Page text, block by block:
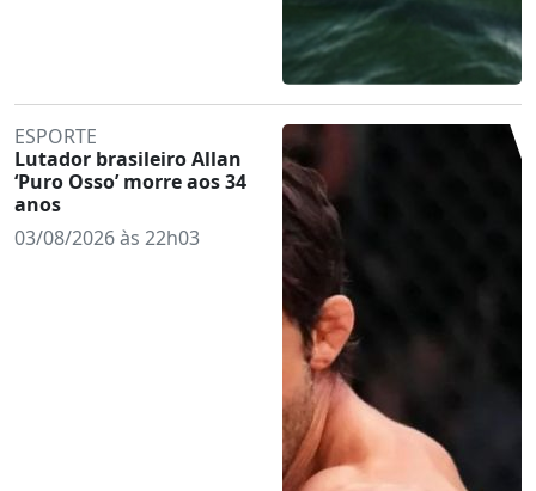
ESPORTE
Lutador brasileiro Allan
‘Puro Osso’ morre aos 34
anos
03/08/2026 às 22h03